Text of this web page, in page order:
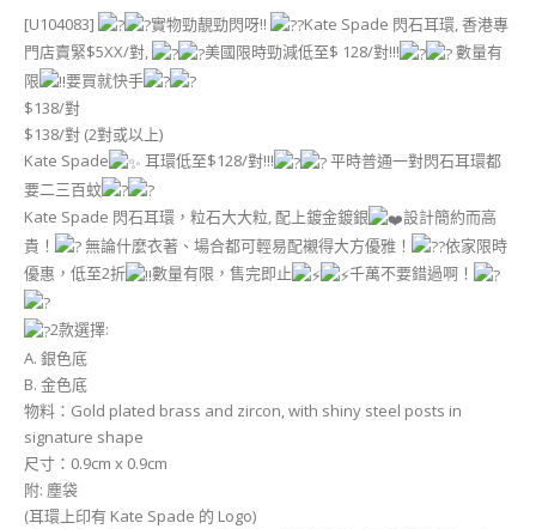
[U104083] 實物勁靚勁閃呀!!
Kate Spade 閃石耳環, 香港專
門店賣緊$5XX/對,
美國限時勁減低至$ 128/對!!!
數量有
限
要買就快手
$138/對
$138/對 (2對或以上)
Kate Spade
耳環低至$128/對!!!
平時普通一對閃石耳環都
要二三百蚊
Kate Spade 閃石耳環，粒石大大粒, 配上鍍金鍍銀
設計簡約而高
貴！
無論什麼衣著、場合都可輕易配襯得大方優雅！
依家限時
優惠，低至2折
數量有限，售完即止 千萬不要錯過啊！
2款選擇:
A. 銀色底
B. 金色底
物料：Gold plated brass and zircon, with shiny steel posts in
signature shape
尺寸：0.9cm x 0.9cm
附: 塵袋
(耳環上印有 Kate Spade 的 Logo)